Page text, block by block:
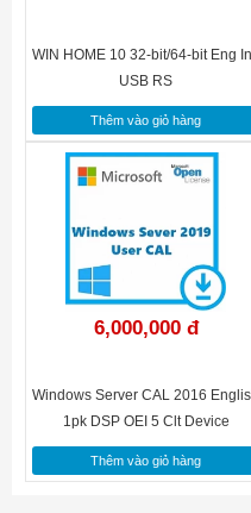
WIN HOME 10 32-bit/64-bit Eng
USB RS
Thêm vào giỏ hàng
6,000,000 đ
Windows Server CAL 2016
1pk DSP OEI 5 Clt Device
CAL R18-05206
Thêm vào giỏ hàng